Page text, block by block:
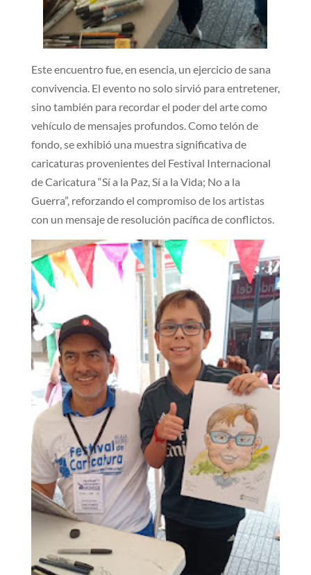
Este encuentro fue, en esencia, un ejercicio de sana
convivencia. El evento no solo sirvió para entretener,
sino también para recordar el poder del arte como
vehículo de mensajes profundos. Como telón de
fondo, se exhibió una muestra significativa de
caricaturas provenientes del Festival Internacional
de Caricatura “Sí a la Paz, Sí a la Vida; No a la
Guerra”, reforzando el compromiso de los artistas
con un mensaje de resolución pacífica de conflictos.